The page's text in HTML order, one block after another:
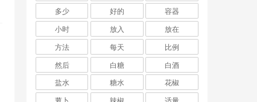
多少
好的
容器
小时
放入
放在
方法
每天
比例
然后
白糖
白酒
盐水
糖水
花椒